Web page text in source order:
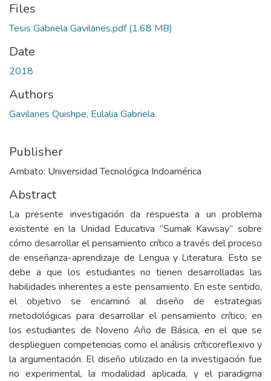
Files
Tesis Gabriela Gavilanes.pdf(1.68 MB)
Date
2018
Authors
Gavilanes Quishpe, Eulalia Gabriela
Publisher
Ambato: Universidad Tecnológica Indoamérica
Abstract
La presente investigación da respuesta a un problema
existente en la Unidad Educativa “Sumak Kawsay” sobre
cómo desarrollar el pensamiento crítico a través del proceso
de enseñanza-aprendizaje de Lengua y Literatura. Esto se
debe a que los estudiantes no tienen desarrolladas las
habilidades inherentes a este pensamiento. En este sentido,
el objetivo se encaminó al diseño de estrategias
metodológicas para desarrollar el pensamiento crítico, en
los estudiantes de Noveno Año de Básica, en el que se
desplieguen competencias como el análisis críticoreflexivo y
la argumentación. El diseño utilizado en la investigación fue
no experimental, la modalidad aplicada, y el paradigma